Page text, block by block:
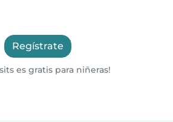
Regístrate
es gratis para niñeras!